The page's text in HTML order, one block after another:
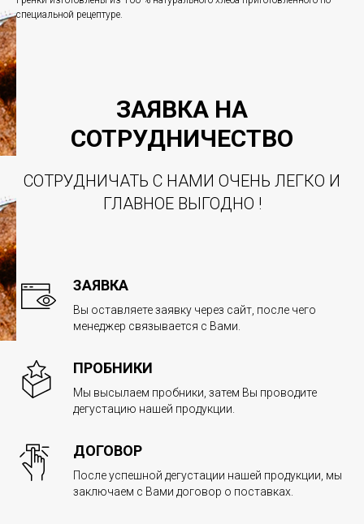
специальной рецептуре.
ЗАЯВКА НА
СОТРУДНИЧЕСТВО
СОТРУДНИЧАТЬ С НАМИ ОЧЕНЬ ЛЕГКО И
ГЛАВНОЕ ВЫГОДНО !
ЗАЯВКА
Вы оставляете заявку через сайт, после чего
менеджер связывается с Вами.
ПРОБНИКИ
Мы высылаем пробники, затем Вы проводите
дегустацию нашей продукции.
ДОГОВОР
После успешной дегустации нашей продукции, мы
заключаем с Вами договор о поставках.